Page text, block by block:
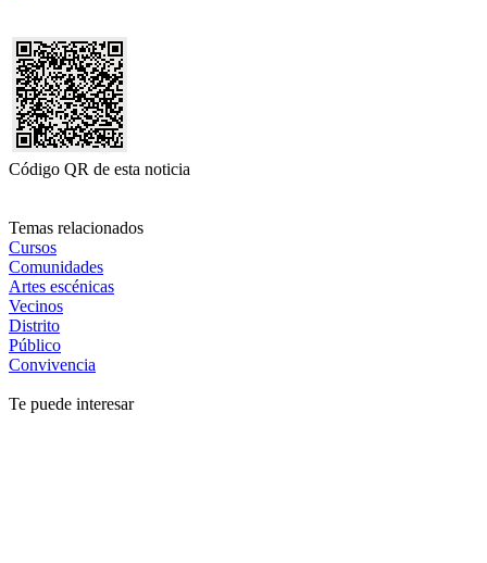
Código QR de esta noticia
Temas relacionados
Cursos
Comunidades
Artes escénicas
Vecinos
Distrito
Público
Convivencia
Te puede interesar